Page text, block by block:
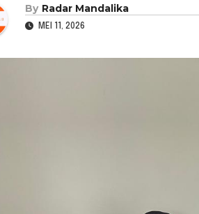
By Radar Mandalika
MEI 11, 2026